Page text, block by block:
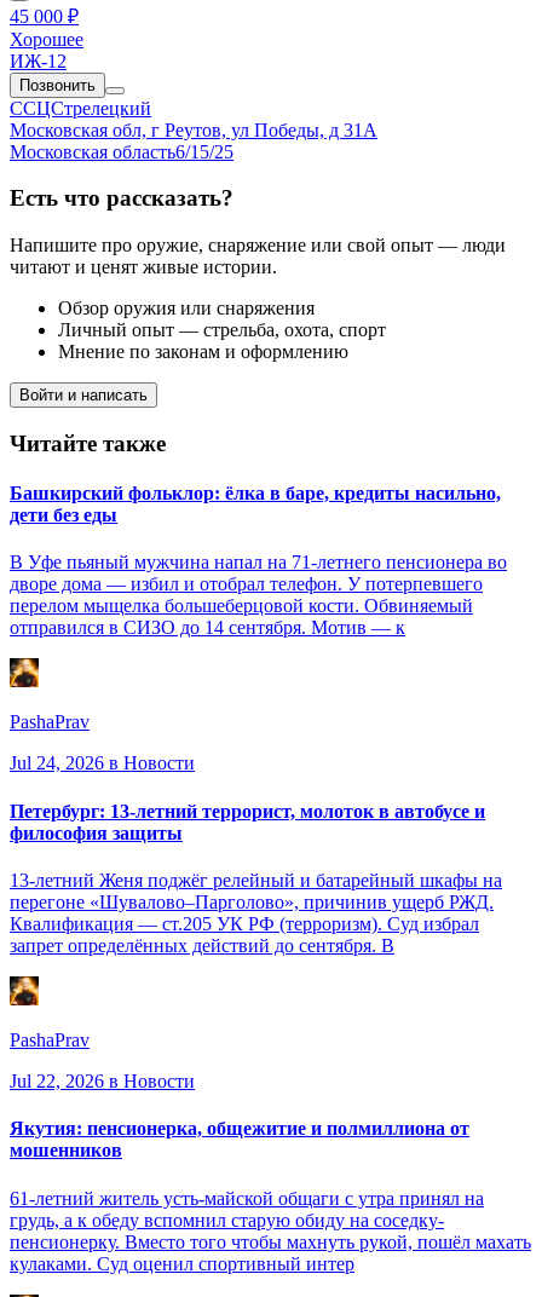
45 000 ₽
Хорошее
ИЖ-12
Позвонить
ССЦСтрелецкий
Московская обл, г Реутов, ул Победы, д 31А
Московская область6/15/25
Есть что рассказать?
Напишите про оружие, снаряжение или свой опыт — люди
читают и ценят живые истории.
Обзор оружия или снаряжения
Личный опыт — стрельба, охота, спорт
Мнение по законам и оформлению
Войти и написать
Читайте также
Башкирский фольклор: ёлка в баре, кредиты насильно,
дети без еды
В Уфе пьяный мужчина напал на 71-летнего пенсионера во
дворе дома — избил и отобрал телефон. У потерпевшего
перелом мыщелка большеберцовой кости. Обвиняемый
отправился в СИЗО до 14 сентября. Мотив — к
PashaPrav
Jul 24, 2026 в Новости
Петербург: 13-летний террорист, молоток в автобусе и
философия защиты
13-летний Женя поджёг релейный и батарейный шкафы на
перегоне «Шувалово–Парголово», причинив ущерб РЖД.
Квалификация — ст.205 УК РФ (терроризм). Суд избрал
запрет определённых действий до сентября. В
PashaPrav
Jul 22, 2026 в Новости
Якутия: пенсионерка, общежитие и полмиллиона от
мошенников
61-летний житель усть-майской общаги с утра принял на
грудь, а к обеду вспомнил старую обиду на соседку-
пенсионерку. Вместо того чтобы махнуть рукой, пошёл махать
кулаками. Суд оценил спортивный интер